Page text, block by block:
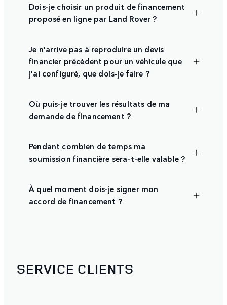
Dois-je choisir un produit de financement
proposé en ligne par Land Rover ?
Je n'arrive pas à reproduire un devis
financier précédent pour un véhicule que
j'ai configuré, que dois-je faire ?
Où puis-je trouver les résultats de ma
demande de financement ?
Pendant combien de temps ma
soumission financière sera-t-elle valable ?
À quel moment dois-je signer mon
accord de financement ?
SERVICE CLIENTS